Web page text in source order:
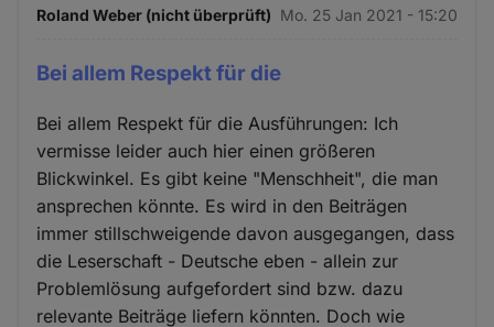
Roland Weber (nicht überprüft) Mo. 25 Jan 2021 - 15:20
Bei allem Respekt für die
Bei allem Respekt für die Ausführungen: Ich
vermisse leider auch hier einen größeren
Blickwinkel. Es gibt keine "Menschheit", die man
ansprechen könnte. Es wird in den Beiträgen
immer stillschweigende davon ausgegangen, dass
die Leserschaft - Deutsche eben - allein zur
Problemlösung aufgefordert sind bzw. dazu
relevante Beiträge liefern könnten. Doch wie